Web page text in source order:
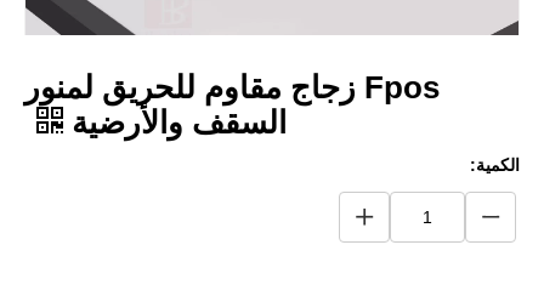
Fpos زجاج مقاوم للحريق لمنور
السقف والأرضية
الكمية: